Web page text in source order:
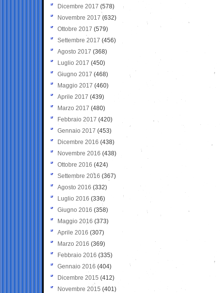
Dicembre 2017 (578)
Novembre 2017 (632)
Ottobre 2017 (579)
Settembre 2017 (456)
Agosto 2017 (368)
Luglio 2017 (450)
Giugno 2017 (468)
Maggio 2017 (460)
Aprile 2017 (439)
Marzo 2017 (480)
Febbraio 2017 (420)
Gennaio 2017 (453)
Dicembre 2016 (438)
Novembre 2016 (438)
Ottobre 2016 (424)
Settembre 2016 (367)
Agosto 2016 (332)
Luglio 2016 (336)
Giugno 2016 (358)
Maggio 2016 (373)
Aprile 2016 (307)
Marzo 2016 (369)
Febbraio 2016 (335)
Gennaio 2016 (404)
Dicembre 2015 (412)
Novembre 2015 (401)